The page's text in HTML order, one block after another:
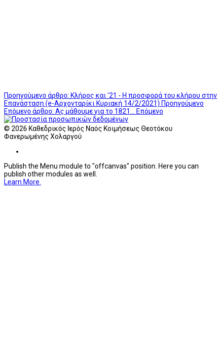
Προηγούμενο άρθρο: Κλήρος και '21 - Η προσφορά του κλήρου στην
Επανάσταση (e-Αρχονταρίκι Κυριακή 14/2/2021) Προηγούμενο
Επόμενο άρθρο: Ας μάθουμε για το 1821...
Επόμενο
© 2026 Καθεδρικός Ιερός Ναός Κοιμήσεως Θεοτόκου
Φανερωμένης Χολαργού
Publish the Menu module to "offcanvas" position. Here you can
publish other modules as well.
Learn More.